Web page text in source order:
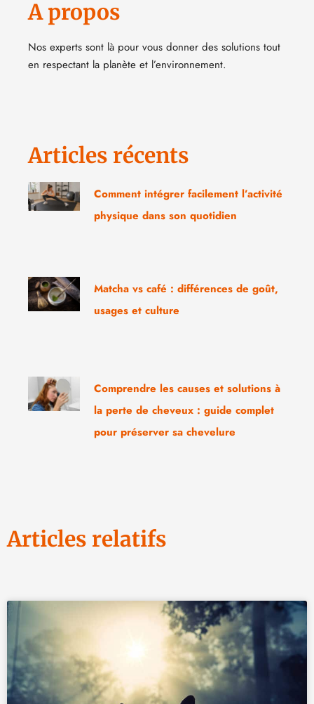
A propos
Nos experts sont là pour vous donner des solutions tout
en respectant la planète et l’environnement.
Articles récents
Comment intégrer facilement l’activité
physique dans son quotidien
Matcha vs café : différences de goût,
usages et culture
Comprendre les causes et solutions à
la perte de cheveux : guide complet
pour préserver sa chevelure
Articles relatifs